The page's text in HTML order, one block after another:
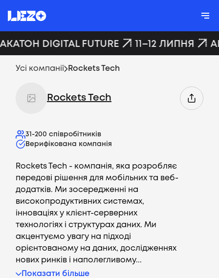
DIGITAL FUTURE 11–12 ЛИПНЯ
Усі компанії Rockets Tech
Rockets Tech
31-200 співробітників
Верифікована компанія
Rockets Tech - компанія, яка розробляє
передові рішення для мобільних та веб-
додатків. Ми зосередженні на
високопродуктивних системах,
інноваціях у клієнт-серверних
технологіях і структурах даних. Ми
акцентуємо увагу на підході
орієнтованому на даних, дослідженнях
нових ринків і наполегливому...
Показати більше